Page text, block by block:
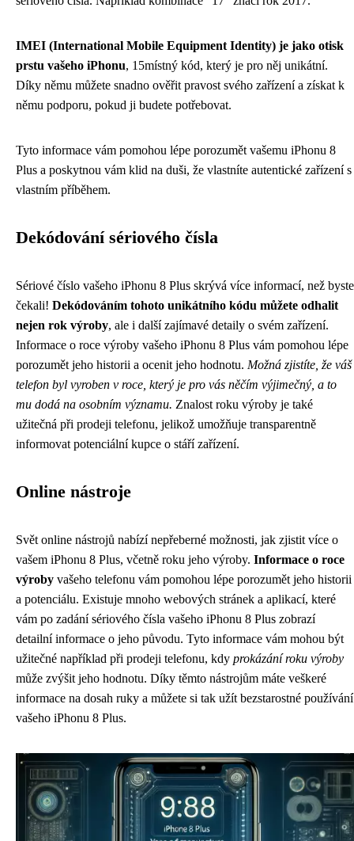
IMEI (International Mobile Equipment Identity) je jako otisk
prstu vašeho iPhonu, 15místný kód, který je pro něj unikátní.
Díky němu můžete snadno ověřit pravost svého zařízení a získat k
němu podporu, pokud ji budete potřebovat.
Tyto informace vám pomohou lépe porozumět vašemu iPhonu 8
Plus a poskytnou vám klid na duši, že vlastníte autentické zařízení s
vlastním příběhem.
Dekódování sériového čísla
Sériové číslo vašeho iPhonu 8 Plus skrývá více informací, než byste
čekali! Dekódováním tohoto unikátního kódu můžete odhalit
nejen rok výroby, ale i další zajímavé detaily o svém zařízení.
Informace o roce výroby vašeho iPhonu 8 Plus vám pomohou lépe
porozumět jeho historii a ocenit jeho hodnotu. Možná zjistíte, že váš
telefon byl vyroben v roce, který je pro vás něčím výjimečný, a to
mu dodá na osobním významu. Znalost roku výroby je také
užitečná při prodeji telefonu, jelikož umožňuje transparentně
informovat potenciální kupce o stáří zařízení.
Online nástroje
Svět online nástrojů nabízí nepřeberné možnosti, jak zjistit více o
vašem iPhonu 8 Plus, včetně roku jeho výroby. Informace o roce
výroby vašeho telefonu vám pomohou lépe porozumět jeho historii
a potenciálu. Existuje mnoho webových stránek a aplikací, které
vám po zadání sériového čísla vašeho iPhonu 8 Plus zobrazí
detailní informace o jeho původu. Tyto informace vám mohou být
užitečné například při prodeji telefonu, kdy prokázání roku výroby
může zvýšit jeho hodnotu. Díky těmto nástrojům máte veškeré
informace na dosah ruky a můžete si tak užít bezstarostné používání
vašeho iPhonu 8 Plus.